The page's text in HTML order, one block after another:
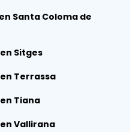
Santa Coloma de
Sitges
Terrassa
Tiana
Vallirana